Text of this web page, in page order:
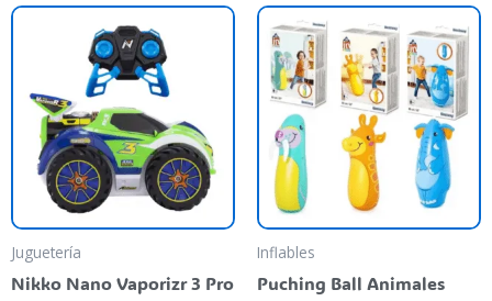
Juguetería
Nikko Nano Vaporizr 3 Pro
Inflables
Puching Ball Animales